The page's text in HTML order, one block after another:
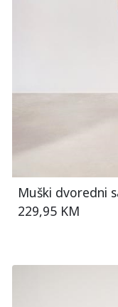
Muški dvoredni
229,95 KM